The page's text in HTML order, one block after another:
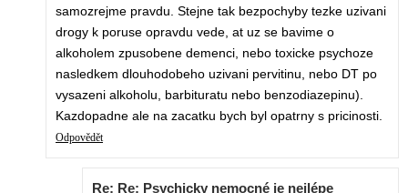
samozrejme pravdu. Stejne tak bezpochyby tezke uzivani
drogy k poruse opravdu vede, at uz se bavime o
alkoholem zpusobene demenci, nebo toxicke psychoze
nasledkem dlouhodobeho uzivani pervitinu, nebo DT po
vysazeni alkoholu, barbituratu nebo benzodiazepinu).
Kazdopadne ale na zacatku bych byl opatrny s pricinosti.
Odpovědět
Re: Re: Psychicky nemocné je nejlépe